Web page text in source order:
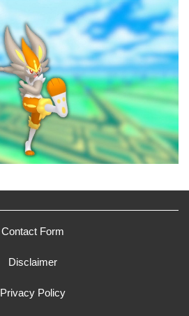
Contact Form
Disclaimer
Privacy Policy